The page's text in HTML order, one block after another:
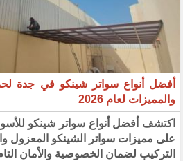
أفضل أنواع سواتر شينكو في جدة
والمميزات لعام 2026
اكتشف أفضل أنواع سواتر شينكو
على مميزات سواتر الشينكو المعزول
التركيب لضمان الخصوصية والأمان